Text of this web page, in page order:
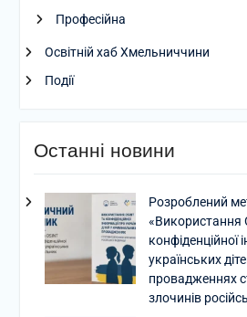
Професійна
Освітній хаб Хмельниччини
Події
Останні новини
Розроблений
«Використання
конфіденційної
українських
провадженнях
злочинів